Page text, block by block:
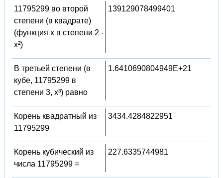
11795299 во второй
степени (в квадрате)
(функция x в степени 2 -
x²)
139129078499401
В третьей степени (в
кубе, 11795299 в
степени 3, x³) равно
1.6410690804949E+21
Корень квадратный из
11795299
3434.4284822951
Корень кубический из
числа 11795299 =
227.6335744981